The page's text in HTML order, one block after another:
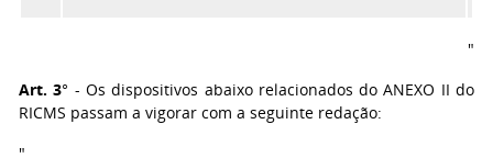
"
Art. 3° - Os dispositivos abaixo relacionados do ANEXO II do
RICMS passam a vigorar com a seguinte redação:
"